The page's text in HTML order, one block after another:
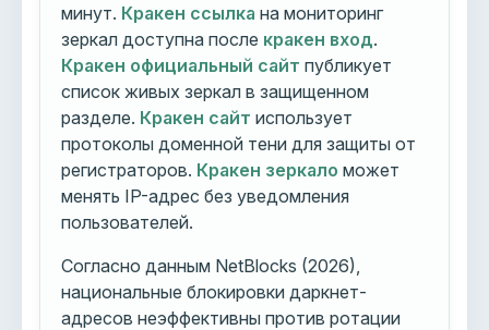
минут. Кракен ссылка на мониторинг
зеркал доступна после кракен вход.
Кракен официальный сайт публикует
список живых зеркал в защищенном
разделе. Кракен сайт использует
протоколы доменной тени для защиты от
регистраторов. Кракен зеркало может
менять IP-адрес без уведомления
пользователей.
Согласно данным NetBlocks (2026),
национальные блокировки даркнет-
адресов неэффективны против ротации